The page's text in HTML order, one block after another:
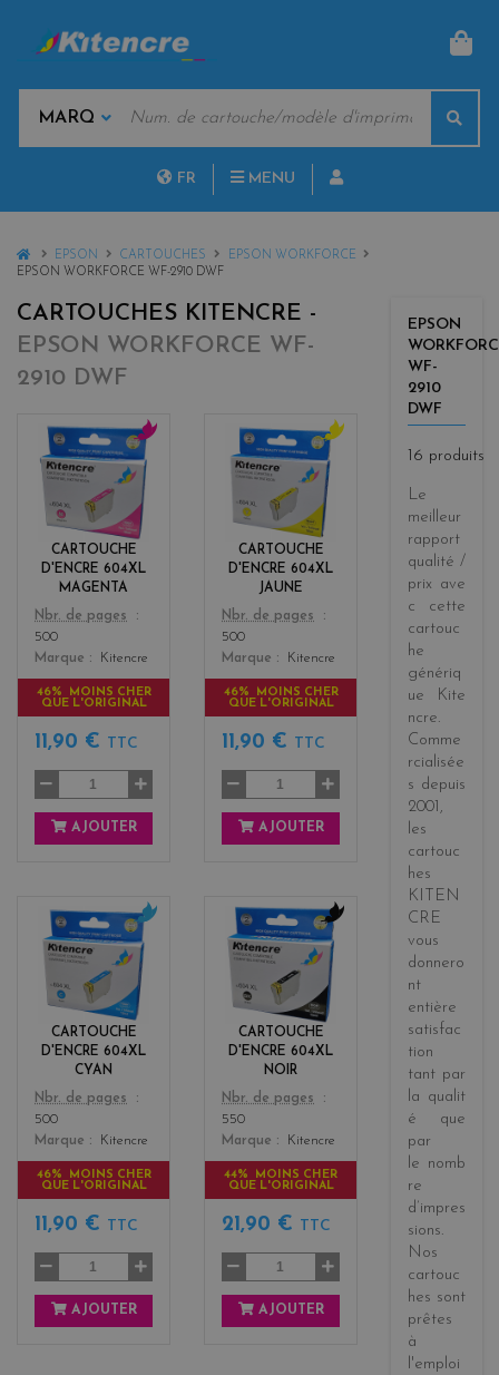
MARQUES
CLÉS
FR MENU
HOMEEPSON CARTOUCHES
EPSON WORKFORCE
EPSON WORKFORCE WF-2910 DWF
CARTOUCHES KITENCRE -
EPSON WORKFORCE WF-
2910 DWF
CARTOUCHE
D'ENCRE 604XL
MAGENTA
Color
a
n
t
Nbr. de pages
500
Marque
Kitencre
46% MOINS CHER
QUE L'ORIGINAL
11,90 € TTC
AJOUTER
CARTOUCHE
D'ENCRE 604XL
JAUNE
Color
e
l
o
w
Nbr. de pages
500
Marque
Kitencre
46% MOINS CHER
QUE L'ORIGINAL
11,90 € TTC
AJOUTER
CARTOUCHE
D'ENCRE 604XL
CYAN
Color
y
a
n
Nbr. de pages
500
Marque
Kitencre
46% MOINS CHER
QUE L'ORIGINAL
11,90 € TTC
AJOUTER
CARTOUCHE
D'ENCRE 604XL
NOIR
Color
b
l
k
Nbr. de pages
550
Marque
Kitencre
44% MOINS CHER
QUE L'ORIGINAL
21,90 € TTC
AJOUTER
EPSON
WF-
2910
DWF
16 produits
Le
meilleur
rapport
qualité /
prix ave
c cette
cartouc
he
génériq
ue
Kite
ncre.
Comme
rcialisée
s depuis
2001 ,
les
cartouc
hes
KITEN
CRE
vous
donnero
nt
entière
satisfac
tion
tant par
la qualit
é que
par
le nomb
re
d’impres
sions.
Nos
cartouc
hes sont
prêtes
à
l'emploi